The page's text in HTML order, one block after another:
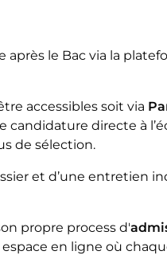
après le Bac via la
accessibles soit via
candidature directe à
de sélection.
et d’une entretien
propre process d'
espace en ligne où